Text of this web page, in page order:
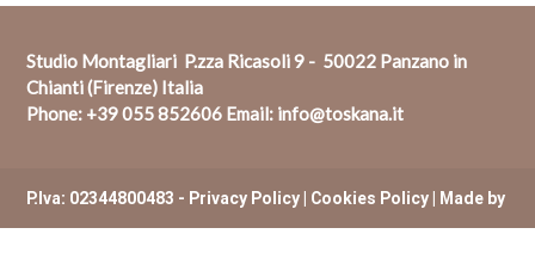
Studio Montagliari P.zza Ricasoli 9 - 50022 Panzano in
Chianti (Firenze) Italia
Phone: +39 055 852606 Email: info@toskana.it
P.Iva: 02344800483 - Privacy Policy| Cookies Policy| Made by